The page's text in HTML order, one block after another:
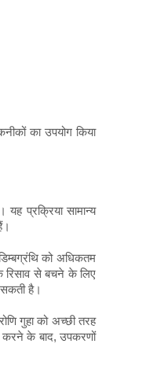
का उपयोग किया
यह प्रक्रिया सामान्य
को अधिकतम
रिसाव से बचने के लिए
सकती है।
गुहा को अच्छी तरह
करने के बाद, उपकरणों